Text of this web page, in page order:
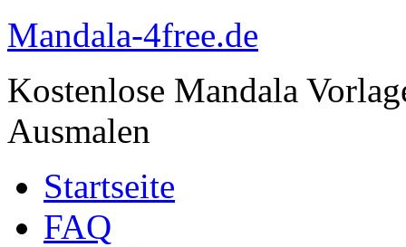
Mandala-4free.de
Kostenlose Mandala
Ausmalen
Startseite
FAQ